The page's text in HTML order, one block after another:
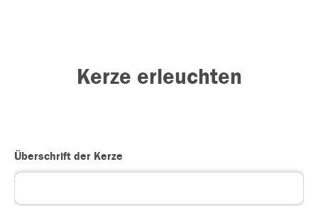
Kerze erleuchten
Überschrift der Kerze